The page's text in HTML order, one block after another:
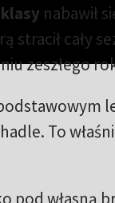
nabawił
stracił cały
zeszłego
To